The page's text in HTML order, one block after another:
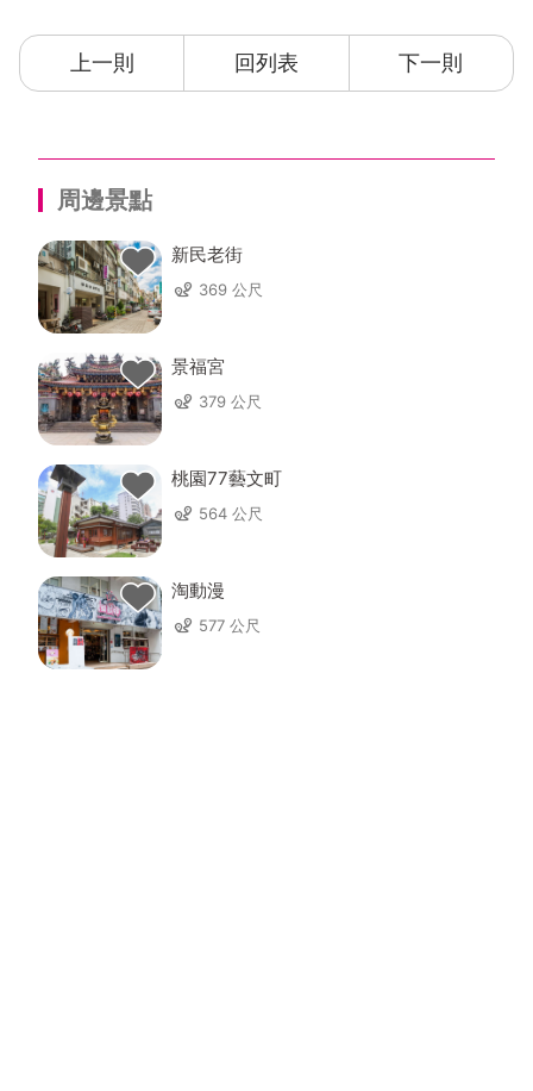
上一則 回列表 下一則
周邊景點
新民老街
369 公尺
景福宮
379 公尺
桃園77藝文町
564 公尺
淘動漫
577 公尺